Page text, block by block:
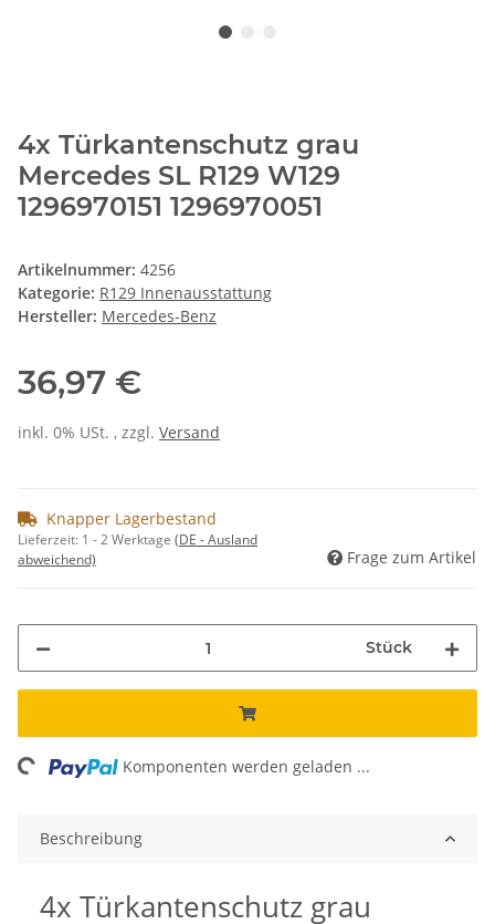
4x Türkantenschutz grau
Mercedes SL R129 W129
1296970151 1296970051
Artikelnummer: 4256
Kategorie: R129 Innenausstattung
Hersteller: Mercedes-Benz
36,97 €
inkl. 0% USt. , zzgl. Versand
Knapper Lagerbestand
Lieferzeit: 1 - 2 Werktage (DE - Ausland
abweichend)
Frage zum Artikel
Stück
Komponenten werden geladen ...
Beschreibung
4x Türkantenschutz grau